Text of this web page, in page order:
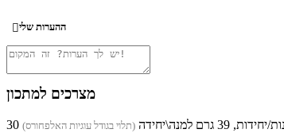
ההערות שלי
מצרכים למתכון
יחידות, 39 גרם למנה\יחידה (תלוי בגודל עוגיות האלפחורס)